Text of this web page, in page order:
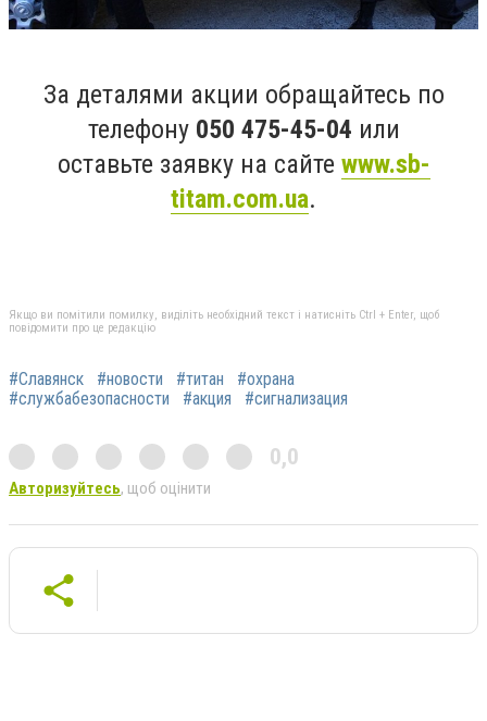
За деталями акции обращайтесь по
телефону 050 475-45-04 или
оставьте заявку на сайте www.sb-
titam.com.ua.
Якщо ви помітили помилку, виділіть необхідний текст і натисніть Ctrl + Enter, щоб
повідомити про це редакцію
#Славянск #новости #титан
#охрана
#службабезопасности
#акция #сигнализация
0,0
Авторизуйтесь, щоб оцінити